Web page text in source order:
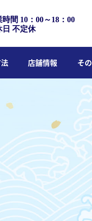
時間 10：00～18：00
日 不定休
店舗情報 そ